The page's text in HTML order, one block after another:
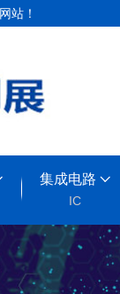
站！
集成电路
IC